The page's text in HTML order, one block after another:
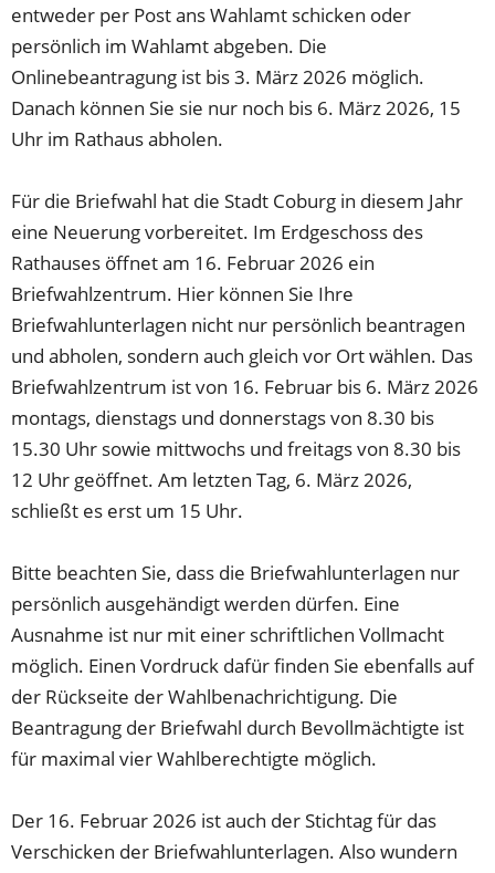
entweder per Post ans Wahlamt schicken oder
persönlich im Wahlamt abgeben. Die
Onlinebeantragung ist bis 3. März 2026 möglich.
Danach können Sie sie nur noch bis 6. März 2026, 15
Uhr im Rathaus abholen.
Für die Briefwahl hat die Stadt Coburg in diesem Jahr
eine Neuerung vorbereitet. Im Erdgeschoss des
Rathauses öffnet am 16. Februar 2026 ein
Briefwahlzentrum. Hier können Sie Ihre
Briefwahlunterlagen nicht nur persönlich beantragen
und abholen, sondern auch gleich vor Ort wählen. Das
Briefwahlzentrum ist von 16. Februar bis 6. März 2026
montags, dienstags und donnerstags von 8.30 bis
15.30 Uhr sowie mittwochs und freitags von 8.30 bis
12 Uhr geöffnet. Am letzten Tag, 6. März 2026,
schließt es erst um 15 Uhr.
Bitte beachten Sie, dass die Briefwahlunterlagen nur
persönlich ausgehändigt werden dürfen. Eine
Ausnahme ist nur mit einer schriftlichen Vollmacht
möglich. Einen Vordruck dafür finden Sie ebenfalls auf
der Rückseite der Wahlbenachrichtigung. Die
Beantragung der Briefwahl durch Bevollmächtigte ist
für maximal vier Wahlberechtigte möglich.
Der 16. Februar 2026 ist auch der Stichtag für das
Verschicken der Briefwahlunterlagen. Also wundern